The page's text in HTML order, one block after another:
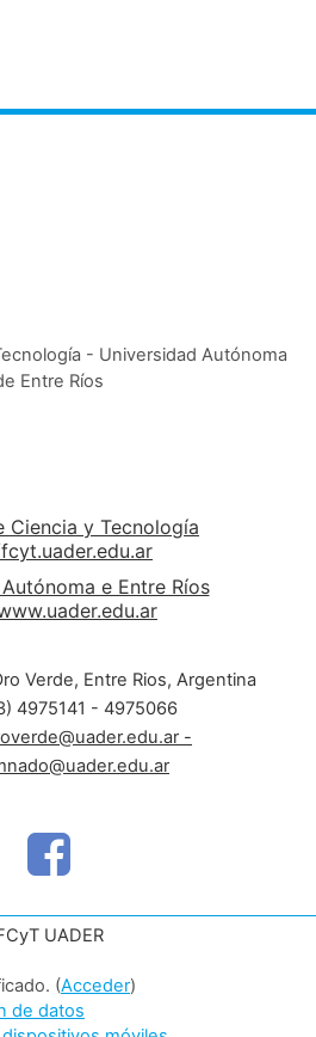
- Universidad Autónoma
Entre Ríos
Ciencia y Tecnología
e Entre Ríos
Verde, Entre Rios, Argentina
4975141 - 4975066
-
UADER
(Acceder)
de datos